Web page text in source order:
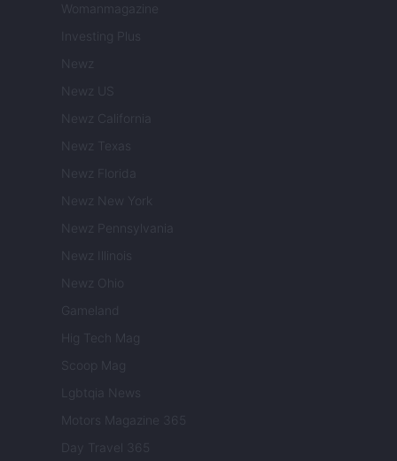
Womanmagazine
Investing Plus
Newz
Newz US
Newz California
Newz Texas
Newz Florida
Newz New York
Newz Pennsylvania
Newz Illinois
Newz Ohio
Gameland
Hig Tech Mag
Scoop Mag
Lgbtqia News
Motors Magazine 365
Day Travel 365